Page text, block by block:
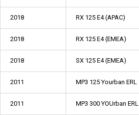
2018 RX 125 E4 (APAC)
2018 RX 125 E4 (EMEA)
2018 SX 125 E4 (EMEA)
2011 MP3 125 Yourban ERL
2011 MP3 300 YOUrban ERL